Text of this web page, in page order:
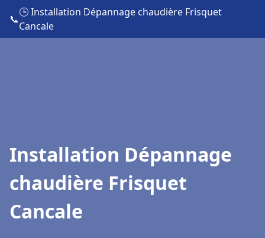
📞
🕒 Installation Dépannage chaudière Frisquet
Cancale
Installation Dépannage
chaudière Frisquet
Cancale